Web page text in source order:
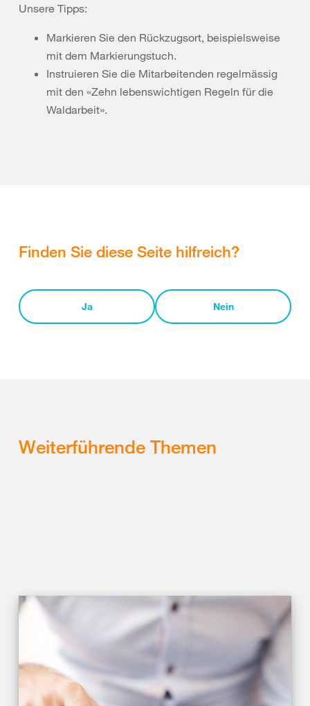
Unsere Tipps:
Markieren Sie den Rückzugsort, beispielsweise
mit dem Markierungstuch.
Instruieren Sie die Mitarbeitenden regelmässig
mit den «Zehn lebenswichtigen Regeln für die
Waldarbeit».
Finden Sie diese Seite hilfreich?
Ja Nein
Weiterführende Themen